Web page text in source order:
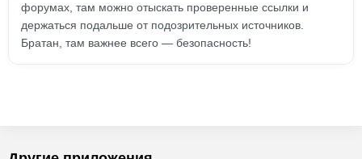
форумах, там можно отыскать проверенные ссылки и
держаться подальше от подозрительных источников.
Братан, там важнее всего — безопасность!